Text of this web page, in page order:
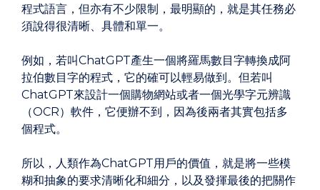
程式語言，但亦有不少限制，最明顯的，就是其任務必
須說得很清晰、具體和單一。
例如，若叫ChatGPT產生一個將羅馬數目字轉換成阿
拉伯數目字的程式，它的確可以輕易做到。但若叫
ChatGPT來設計一個購物網站或者一個光學字元辨識
（OCR）軟件，它便辦不到，因為後兩者其實包括多
個程式。
所以，人類作為ChatGPT用戶的價值，就是將一些模
糊和抽象的要求清晰化和細分，以及發揮最後的把關作